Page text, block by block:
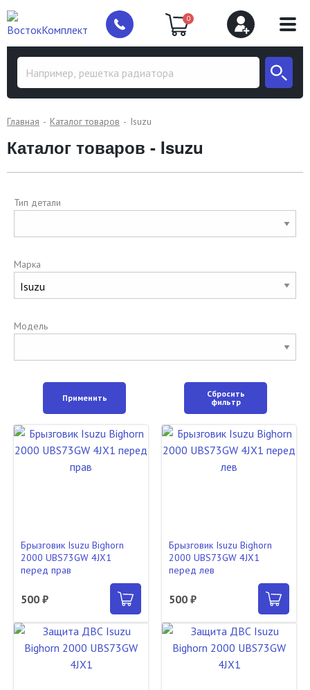
0
Главная Каталог товаров Isuzu
Каталог товаров - Isuzu
Тип детали
Марка
Модель
Применить
Сбросить
фильтр
Брызговик Isuzu Bighorn
2000 UBS73GW 4JX1
перед прав
500 ₽
Брызговик Isuzu Bighorn
2000 UBS73GW 4JX1
перед лев
500 ₽